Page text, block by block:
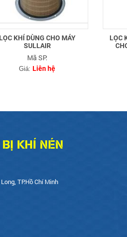
LỌC KHÍ DÙNG CHO MÁY
SULLAIR
Mã SP:
Giá: Liên hệ
LỌC
KHÍ NÉN
TP.Hồ Chí Minh